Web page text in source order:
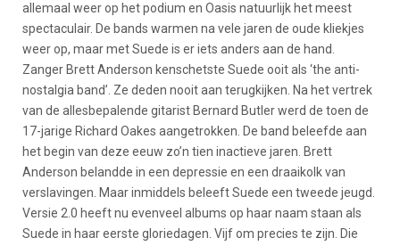
allemaal weer op het podium en Oasis natuurlijk het meest
spectaculair. De bands warmen na vele jaren de oude kliekjes
weer op, maar met Suede is er iets anders aan de hand.
Zanger Brett Anderson kenschetste Suede ooit als ‘the anti-
nostalgia band’. Ze deden nooit aan terugkijken. Na het vertrek
van de allesbepalende gitarist Bernard Butler werd de toen de
17-jarige Richard Oakes aangetrokken. De band beleefde aan
het begin van deze eeuw zo’n tien inactieve jaren. Brett
Anderson belandde in een depressie en een draaikolk van
verslavingen. Maar inmiddels beleeft Suede een tweede jeugd.
Versie 2.0 heeft nu evenveel albums op haar naam staan als
Suede in haar eerste gloriedagen. Vijf om precies te zijn. Die